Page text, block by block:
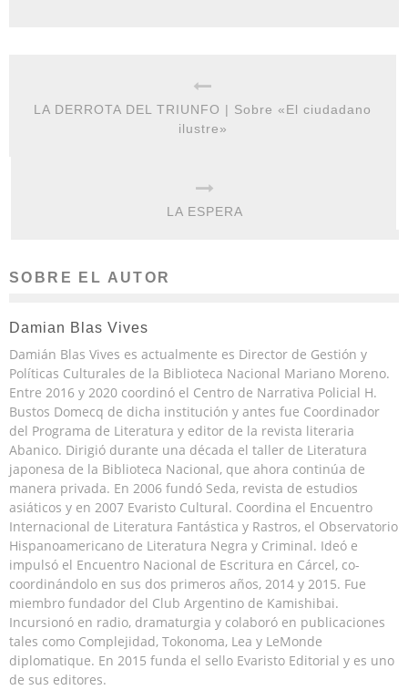
LA DERROTA DEL TRIUNFO | Sobre «El ciudadano
ilustre»
LA ESPERA
SOBRE EL AUTOR
Damian Blas Vives
Damián Blas Vives es actualmente es Director de Gestión y
Políticas Culturales de la Biblioteca Nacional Mariano Moreno.
Entre 2016 y 2020 coordinó el Centro de Narrativa Policial H.
Bustos Domecq de dicha institución y antes fue Coordinador
del Programa de Literatura y editor de la revista literaria
Abanico. Dirigió durante una década el taller de Literatura
japonesa de la Biblioteca Nacional, que ahora continúa de
manera privada. En 2006 fundó Seda, revista de estudios
asiáticos y en 2007 Evaristo Cultural. Coordina el Encuentro
Internacional de Literatura Fantástica y Rastros, el Observatorio
Hispanoamericano de Literatura Negra y Criminal. Ideó e
impulsó el Encuentro Nacional de Escritura en Cárcel, co-
coordinándolo en sus dos primeros años, 2014 y 2015. Fue
miembro fundador del Club Argentino de Kamishibai.
Incursionó en radio, dramaturgia y colaboró en publicaciones
tales como Complejidad, Tokonoma, Lea y LeMonde
diplomatique. En 2015 funda el sello Evaristo Editorial y es uno
de sus editores.